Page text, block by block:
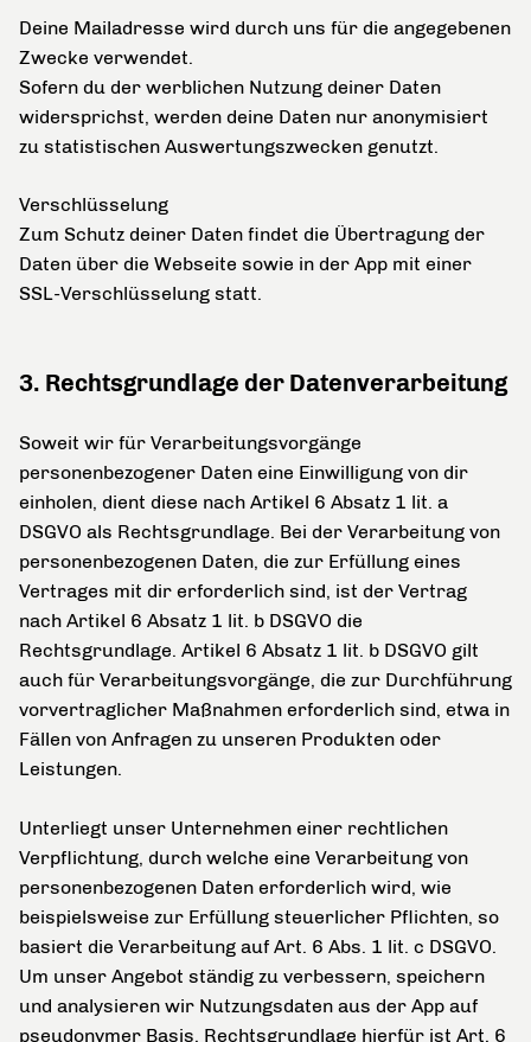
Deine Mailadresse wird durch uns für die angegebenen
Zwecke verwendet.
Sofern du der werblichen Nutzung deiner Daten
widersprichst, werden deine Daten nur anonymisiert
zu statistischen Auswertungszwecken genutzt.
Verschlüsselung
Zum Schutz deiner Daten findet die Übertragung der
Daten über die Webseite sowie in der App mit einer
SSL-Verschlüsselung statt.
3. Rechtsgrundlage der Datenverarbeitung
Soweit wir für Verarbeitungsvorgänge
personenbezogener Daten eine Einwilligung von dir
einholen, dient diese nach Artikel 6 Absatz 1 lit. a
DSGVO als Rechtsgrundlage. Bei der Verarbeitung von
personenbezogenen Daten, die zur Erfüllung eines
Vertrages mit dir erforderlich sind, ist der Vertrag
nach Artikel 6 Absatz 1 lit. b DSGVO die
Rechtsgrundlage. Artikel 6 Absatz 1 lit. b DSGVO gilt
auch für Verarbeitungsvorgänge, die zur Durchführung
vorvertraglicher Maßnahmen erforderlich sind, etwa in
Fällen von Anfragen zu unseren Produkten oder
Leistungen.
Unterliegt unser Unternehmen einer rechtlichen
Verpflichtung, durch welche eine Verarbeitung von
personenbezogenen Daten erforderlich wird, wie
beispielsweise zur Erfüllung steuerlicher Pflichten, so
basiert die Verarbeitung auf Art. 6 Abs. 1 lit. c DSGVO.
Um unser Angebot ständig zu verbessern, speichern
und analysieren wir Nutzungsdaten aus der App auf
pseudonymer Basis. Rechtsgrundlage hierfür ist Art. 6